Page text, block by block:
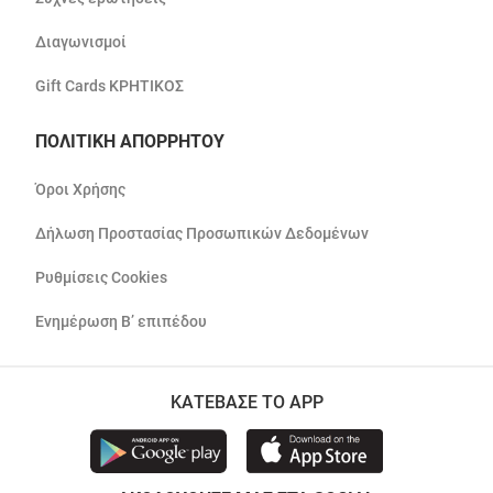
Διαγωνισμοί
Gift Cards ΚΡΗΤΙΚΟΣ
ΠΟΛΙΤΙΚΗ ΑΠΟΡΡΗΤΟΥ
Όροι Χρήσης
Δήλωση Προστασίας Προσωπικών Δεδομένων
Ρυθμίσεις Cookies
Ενημέρωση Β’ επιπέδου
ΚΑΤΕΒΑΣΕ ΤΟ APP